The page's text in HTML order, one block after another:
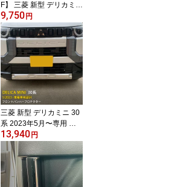
F】 三菱 新型 デリカミニ
30系 2023年5月〜専用
リアバンパープロテクタ
ー スポイラーガーニッシ
ュ プロテクター 傷付き
防止 保護 SUS304ステン
レス製 鏡面仕上げ カス
タム パーツ アクセサリ
ー ドレスアップ DELICA
MINI 外装 1P 6431
9,750 円
三菱 新型 デリカミニ 30
系 2023年5月〜専用 フ
ロントバンパープロテク
ター スポイラーガーニッ
シュ プロテクター 傷付
き防止 保護 SUS304ステ
ンレス製 鏡面仕上げ カ
13,940 円